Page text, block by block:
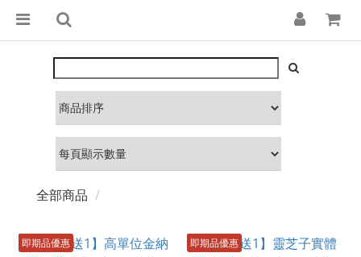
全部商品
即期品優惠 即期品優惠